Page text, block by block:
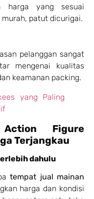
harga yang sesuai
patut dicurigai.
pelanggan sangat
mengenai kualitas
keamanan packing.
yang Paling
Figure
Terjangkau
dahulu
tempat jual mainan
harga dan kondisi